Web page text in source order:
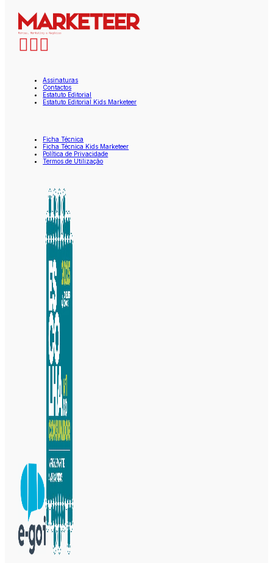
Assinaturas
Contactos
Estatuto Editorial
Estatuto Editorial Kids Marketeer
Ficha Técnica
Ficha Técnica Kids Marketeer
Política de Privacidade
Termos de Utilização